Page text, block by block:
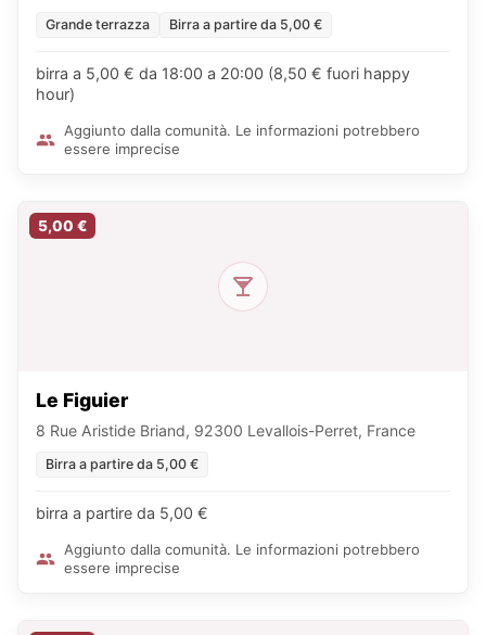
Grande terrazza Birra a partire da 5,00 €
birra a 5,00 € da 18:00 a 20:00 (8,50 € fuori happy
hour)
Aggiunto dalla comunità. Le informazioni potrebbero
essere imprecise
5,00 €
Le Figuier
8 Rue Aristide Briand, 92300 Levallois-Perret, France
Birra a partire da 5,00 €
birra a partire da 5,00 €
Aggiunto dalla comunità. Le informazioni potrebbero
essere imprecise